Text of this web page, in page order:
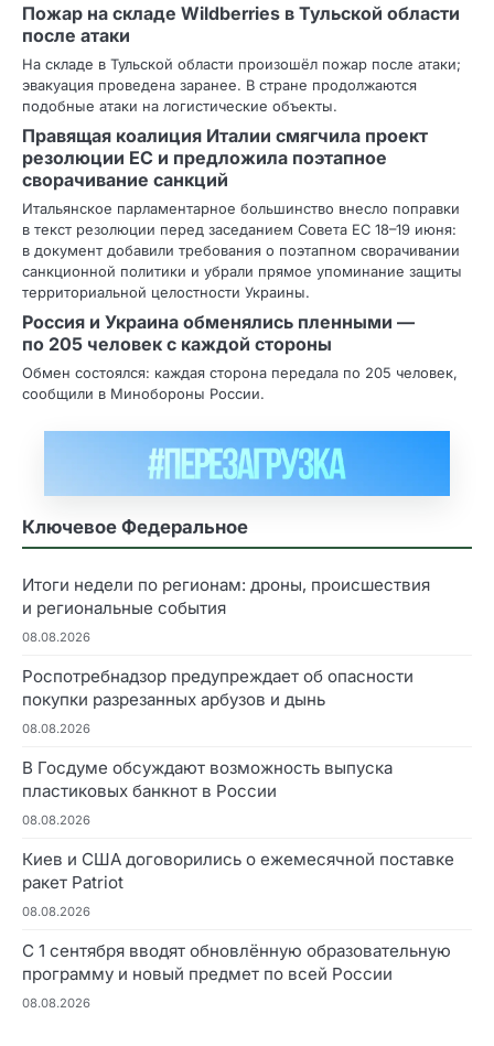
Пожар на складе Wildberries в Тульской области
после атаки
На складе в Тульской области произошёл пожар после атаки;
эвакуация проведена заранее. В стране продолжаются
подобные атаки на логистические объекты.
Правящая коалиция Италии смягчила проект
резолюции ЕС и предложила поэтапное
сворачивание санкций
Итальянское парламентарное большинство внесло поправки
в текст резолюции перед заседанием Совета ЕС 18–19 июня:
в документ добавили требования о поэтапном сворачивании
санкционной политики и убрали прямое упоминание защиты
территориальной целостности Украины.
Россия и Украина обменялись пленными —
по 205 человек с каждой стороны
Обмен состоялся: каждая сторона передала по 205 человек,
сообщили в Минобороны России.
Ключевое Федеральное
Итоги недели по регионам: дроны, происшествия
и региональные события
08.08.2026
Роспотребнадзор предупреждает об опасности
покупки разрезанных арбузов и дынь
08.08.2026
В Госдуме обсуждают возможность выпуска
пластиковых банкнот в России
08.08.2026
Киев и США договорились о ежемесячной поставке
ракет Patriot
08.08.2026
С 1 сентября вводят обновлённую образовательную
программу и новый предмет по всей России
08.08.2026